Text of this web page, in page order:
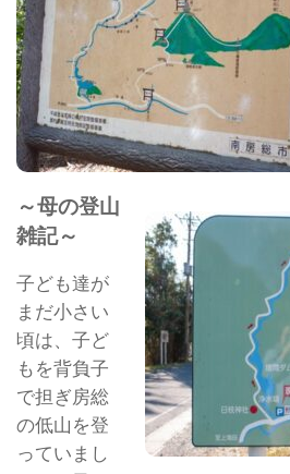
～母の登山
雑記～
子ども達が
まだ小さい
頃は、子ど
もを背負子
で担ぎ房総
の低山を登
っていまし